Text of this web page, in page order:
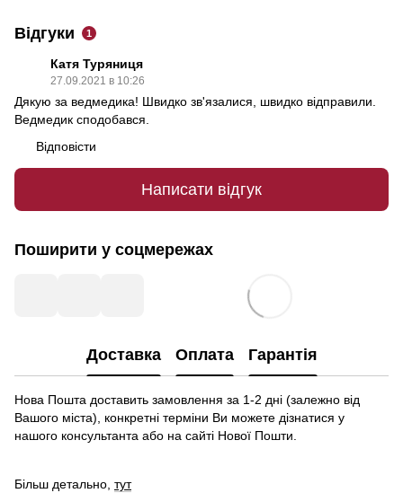
Відгуки 1
Катя Туряниця
27.09.2021 в 10:26
Дякую за ведмедика! Швидко зв'язалися, швидко відправили.
Ведмедик сподобався.
Відповісти
Написати відгук
Поширити у соцмережах
Доставка Оплата Гарантія
Нова Пошта доставить замовлення за 1-2 дні (залежно від
Вашого міста), конкретні терміни Ви можете дізнатися у
нашого консультанта або на сайті Нової Пошти.
Більш детально, тут